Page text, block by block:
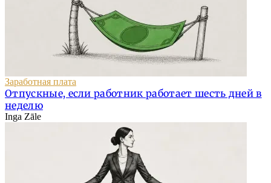
Заработная плата
Отпускные, если работник работает шесть дней в
неделю
Inga Zāle